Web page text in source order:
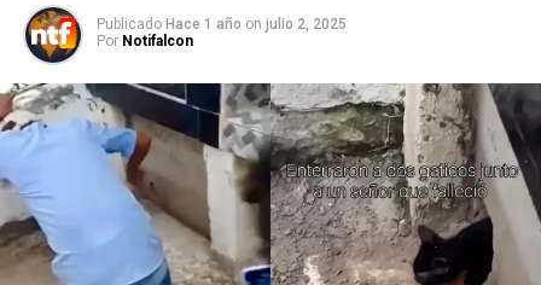
Publicado Hace 1 año on julio 2, 2025
Por Notifalcon